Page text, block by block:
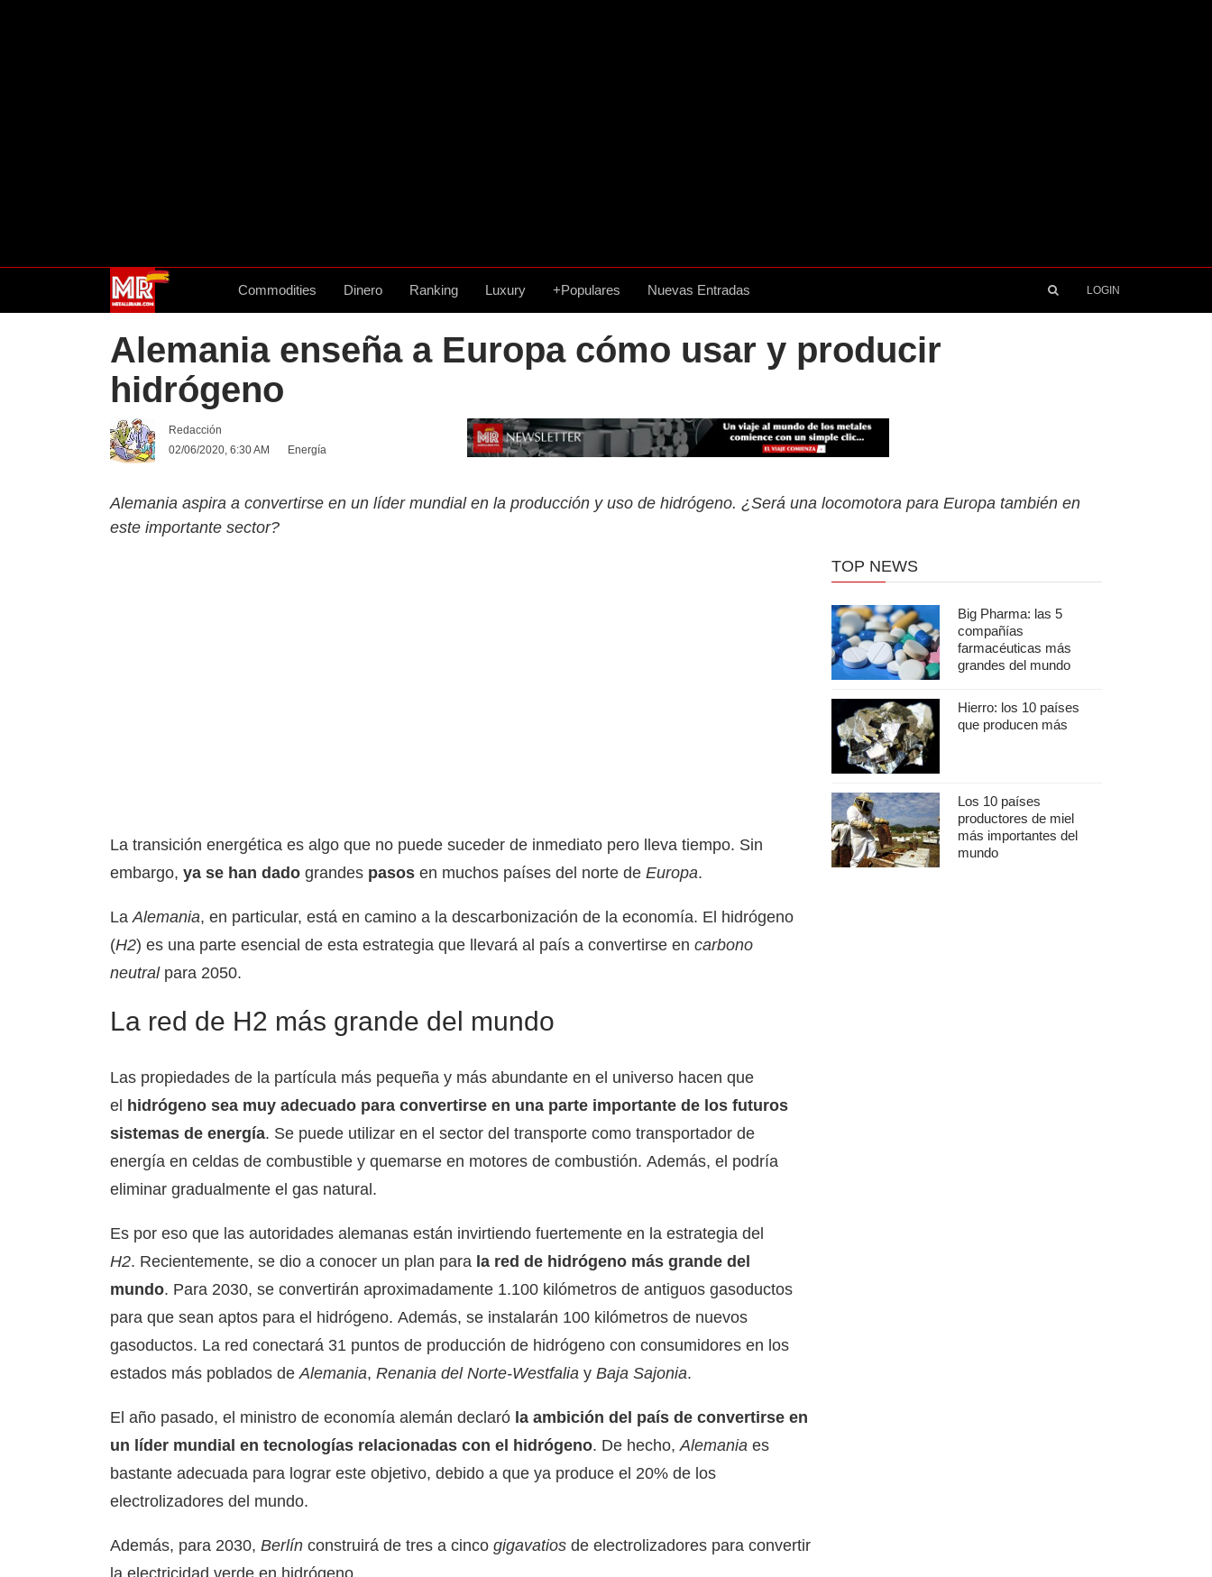
Commodities Dinero Ranking Luxury +Populares Nuevas Entradas LOGIN
Alemania enseña a Europa cómo usar y producir
hidrógeno
Redacción
02/06/2020, 6:30 AM
Energía
Alemania aspira a convertirse en un líder mundial en la producción y uso de hidrógeno. ¿Será una locomotora para Europa también en
este importante sector?
La transición energética es algo que no puede suceder de inmediato pero lleva tiempo. Sin
embargo, ya se han dado grandes pasos en muchos países del norte de Europa.
LaAlemania, en particular, está en camino a la descarbonización de la economía. El hidrógeno
(H2) es una parte esencial de esta estrategia que llevará al país a convertirse en carbono
neutralpara 2050.
La red de H2 más grande del mundo
Las propiedades de la partícula más pequeña y más abundante en el universo hacen que
el hidrógeno sea muy adecuado para convertirse en una parte importante de los futuros
sistemas de energía. Se puede utilizar en el sector del transporte como transportador de
energía en celdas de combustible y quemarse en motores de combustión. Además, el podría
eliminar gradualmente el gas natural.
Es por eso que las autoridades alemanas están invirtiendo fuertemente en la estrategia del
H2. Recientemente, se dio a conocer un plan para la red de hidrógeno más grande del
mundo. Para 2030, se convertirán aproximadamente 1.100 kilómetros de antiguos gasoductos
para que sean aptos para el hidrógeno. Además, se instalarán 100 kilómetros de nuevos
gasoductos. La red conectará 31 puntos de producción de hidrógeno con consumidores en los
estados más poblados deAlemania, Renania del Norte-Westfalia y Baja Sajonia.
El año pasado, el ministro de economía alemán declaró la ambición del país de convertirse en
un líder mundial en tecnologías relacionadas con el hidrógeno. De hecho,Alemania es
bastante adecuada para lograr este objetivo, debido a que ya produce el 20% de los
electrolizadores del mundo.
Además, para 2030, Berlín construirá de tres a cinco gigavatios de electrolizadores para convertir
la electricidad verde en hidrógeno.
TOP NEWS
Big Pharma: las 5
compañías
farmacéuticas más
grandes del mundo
Hierro: los 10 países
que producen más
Los 10 países
productores de miel
más importantes del
mundo